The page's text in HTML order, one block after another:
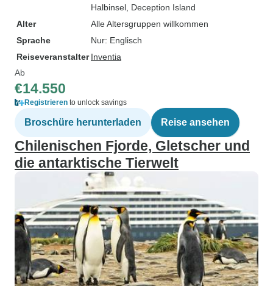
Halbinsel , Deception Island
Alter
Alle Altersgruppen willkommen
Sprache
Nur: Englisch
Reiseveranstalter Inventia
Ab
€14.550
Registrieren to unlock savings
Broschüre herunterladen Reise ansehen
Chilenischen Fjorde, Gletscher und
die antarktische Tierwelt